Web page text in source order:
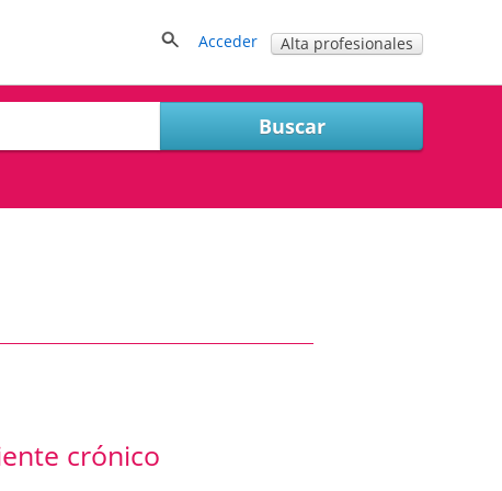
Acceder Alta profesionales
crónico